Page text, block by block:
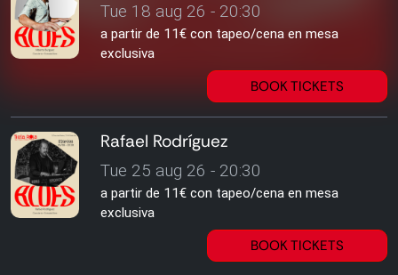
Tue 18 aug 26 - 20:30
a partir de 11€ con tapeo/cena en mesa
exclusiva
BOOK TICKETS
Rafael Rodríguez
Tue 25 aug 26 - 20:30
a partir de 11€ con tapeo/cena en mesa
exclusiva
BOOK TICKETS